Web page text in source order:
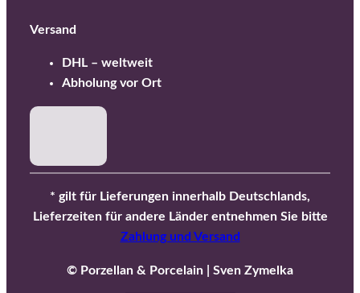
Versand
DHL – weltweit
Abholung vor Ort
* gilt für Lieferungen innerhalb Deutschlands,
Lieferzeiten für andere Länder entnehmen Sie bitte
Zahlung und Versand
© Porzellan & Porcelain | Sven Zymelka